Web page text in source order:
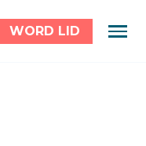
WORD LID